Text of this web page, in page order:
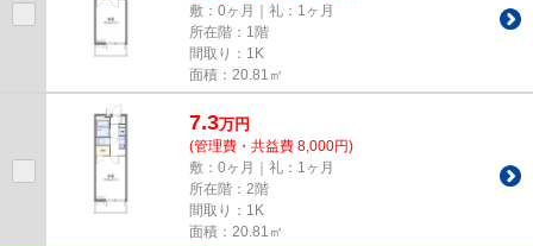
敷：0ヶ月｜礼：1ヶ月
所在階：1階
間取り：1K
面積：20.81㎡
7.3万円
(管理費・共益費 8,000円)
敷：0ヶ月｜礼：1ヶ月
所在階：2階
間取り：1K
面積：20.81㎡